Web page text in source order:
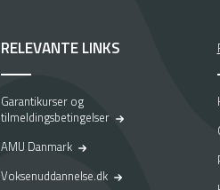
RELEVANTE LINKS
Garantikurser og
tilmeldingsbetingelser
AMU Danmark
Voksenuddannelse.dk